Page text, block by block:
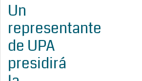
Un
representante
de UPA
presidirá